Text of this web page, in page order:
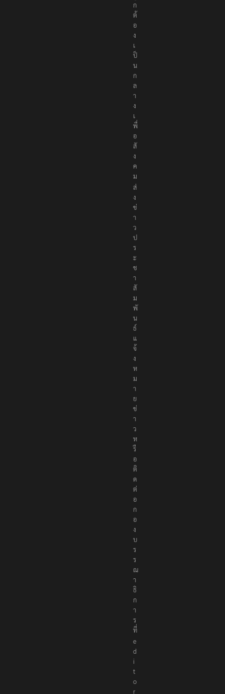
ก
ต้
อ
ง
เ
ป็
น
ก
ล
า
ง
เ
พื่
อ
สั
ง
ค
ม
ส่
ง
ข่
า
ว
ป
ร
ะ
ช
า
สั
ม
พั
น
ธ์
แ
จ้
ง
ห
ม
า
ย
ข่
า
ว
ห
รื
อ
ติ
ด
ต่
อ
ก
อ
ง
บ
ร
ร
ณ
า
ธิ
ก
า
ร
ที่
e
d
i
t
o
r